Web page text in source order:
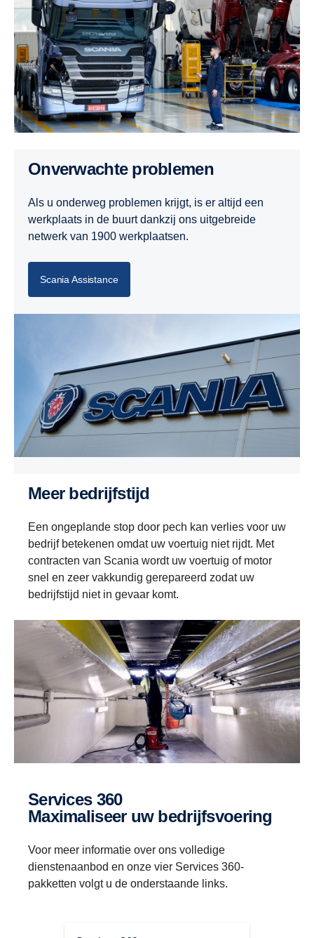
Onverwachte problemen
Als u onderweg problemen krijgt, is er altijd een
werkplaats in de buurt dankzij ons uitgebreide
netwerk van 1900 werkplaatsen.
Scania Assistance
Meer bedrijfstijd
Een ongeplande stop door pech kan verlies voor uw
bedrijf betekenen omdat uw voertuig niet rijdt. Met
contracten van Scania wordt uw voertuig of motor
snel en zeer vakkundig gerepareerd zodat uw
bedrijfstijd niet in gevaar komt.
Services 360
Maximaliseer uw bedrijfsvoering
Voor meer informatie over ons volledige
dienstenaanbod en onze vier Services 360-
pakketten volgt u de onderstaande links.